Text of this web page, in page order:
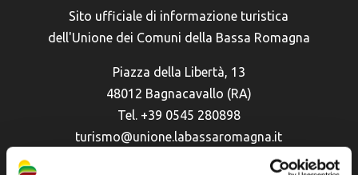
Sito ufficiale di informazione turistica
dell'Unione dei Comuni della Bassa Romagna
Piazza della Libertà, 13
48012 Bagnacavallo (RA)
Tel. +39 0545 280898
turismo@unione.labassaromagna.it
P.IVA e Cod. Fiscale 02291370399